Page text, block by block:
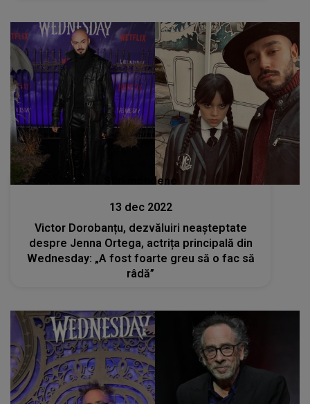
Stiri mondene
13 dec 2022
Victor Dorobanțu, dezvăluiri neașteptate
despre Jenna Ortega, actrița principală din
Wednesday: „A fost foarte greu să o fac să
râdă”